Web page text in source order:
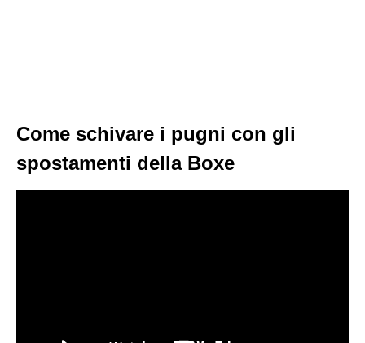
Come schivare i pugni con gli
spostamenti della Boxe